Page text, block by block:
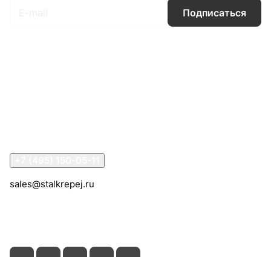
Подписаться
sales@stalkrepej.ru